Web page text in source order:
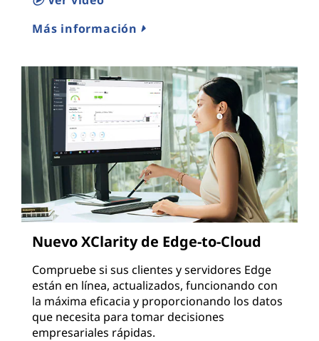
Más información
Nuevo XClarity de Edge-to-Cloud
Compruebe si sus clientes y servidores Edge
están en línea, actualizados, funcionando con
la máxima eficacia y proporcionando los datos
que necesita para tomar decisiones
empresariales rápidas.